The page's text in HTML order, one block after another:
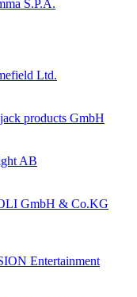
S.P.A.
Ltd.
products GmbH
AB
GmbH & Co.KG
Entertainment